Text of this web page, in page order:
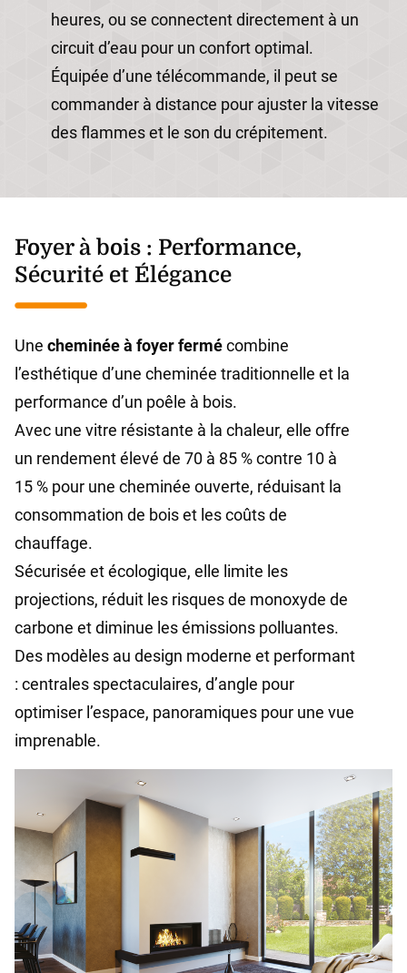
heures, ou se connectent directement à un
circuit d’eau pour un confort optimal.
Équipée d’une télécommande, il peut se
commander à distance pour ajuster la vitesse
des flammes et le son du crépitement.
Foyer à bois : Performance,
Sécurité et Élégance
Une cheminée à foyer fermécombine
l’esthétique d’une cheminée traditionnelle et la
performance d’un poêle à bois.
Avec une vitre résistante à la chaleur, elle offre
un rendement élevé de 70 à 85 % contre 10 à
15 % pour une cheminée ouverte, réduisant la
consommation de bois et les coûts de
chauffage.
Sécurisée et écologique, elle limite les
projections, réduit les risques de monoxyde de
carbone et diminue les émissions polluantes.
Des modèles au design moderne et performant
: centrales spectaculaires, d’angle pour
optimiser l’espace, panoramiques pour une vue
imprenable.